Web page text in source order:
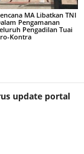
MA Libatkan TNI
Pengamanan
Pengadilan Tuai
Kontra
update portal